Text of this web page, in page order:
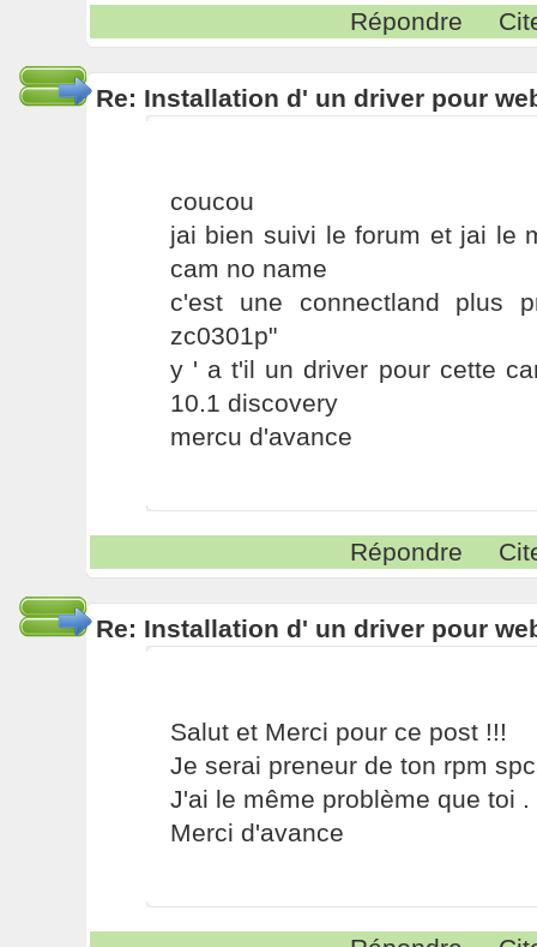
Répondre
Re: Installation d' un driver pour
coucou
jai bien suivi le forum et jai le
cam no name
c'est une connectland plus
zc0301p"
y ' a t'il un driver pour cette
10.1 discovery
mercu d'avance
Répondre
Re: Installation d' un driver pour
Salut et Merci pour ce post !!!
Je serai preneur de ton rpm
J'ai le même problème que toi .
Merci d'avance